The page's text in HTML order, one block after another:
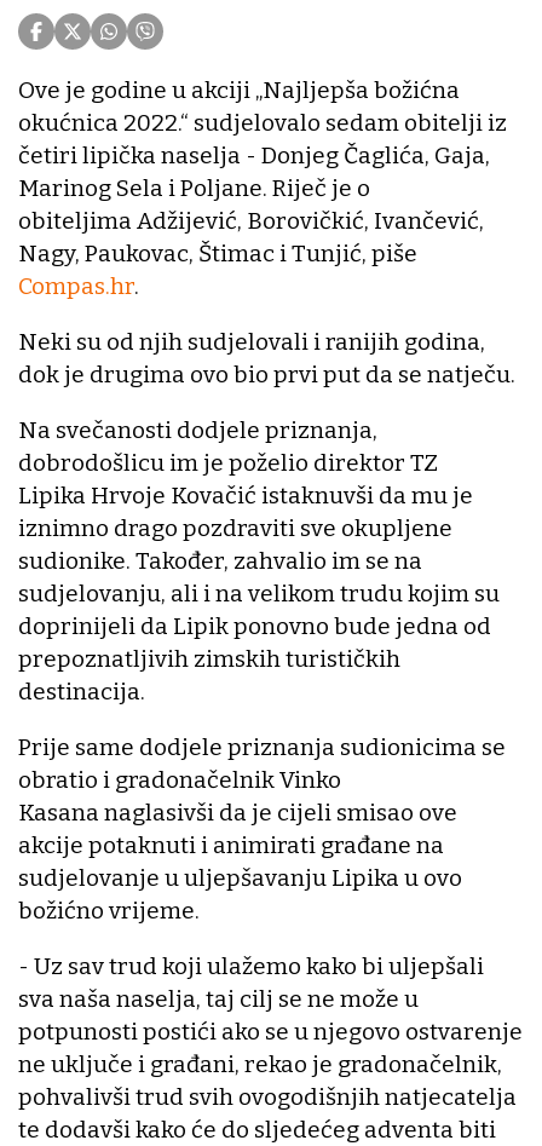
Ove je godine u akciji „Najljepša božićna
okućnica 2022.“ sudjelovalo sedam obitelji iz
četiri lipička naselja - Donjeg Čaglića, Gaja,
Marinog Sela i Poljane. Riječ je o
obiteljima Adžijević, Borovičkić, Ivančević,
Nagy, Paukovac, Štimac i Tunjić, piše
Compas.hr.
Neki su od njih sudjelovali i ranijih godina,
dok je drugima ovo bio prvi put da se natječu.
Na svečanosti dodjele priznanja,
dobrodošlicu im je poželio direktor TZ
Lipika Hrvoje Kovačić istaknuvši da mu je
iznimno drago pozdraviti sve okupljene
sudionike. Također, zahvalio im se na
sudjelovanju, ali i na velikom trudu kojim su
doprinijeli da Lipik ponovno bude jedna od
prepoznatljivih zimskih turističkih
destinacija.
Prije same dodjele priznanja sudionicima se
obratio i gradonačelnik Vinko
Kasana naglasivši da je cijeli smisao ove
akcije potaknuti i animirati građane na
sudjelovanje u uljepšavanju Lipika u ovo
božićno vrijeme.
- Uz sav trud koji ulažemo kako bi uljepšali
sva naša naselja, taj cilj se ne može u
potpunosti postići ako se u njegovo ostvarenje
ne uključe i građani, rekao je gradonačelnik,
pohvalivši trud svih ovogodišnjih natjecatelja
te dodavši kako će do sljedećeg adventa biti